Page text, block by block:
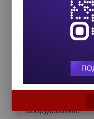
установлены,
протестированы
образом
во время
кабели,
устанавливает
шнуры — и
решение для
подключения
оборудования.